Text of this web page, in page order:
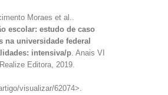
Moraes et al..
escolar: estudo de caso
na universidade federal
intensiva/p. Anais VI
Editora, 2019.
visualizar/62074>.